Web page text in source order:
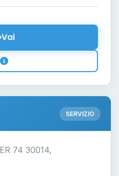
Vai
SERVIZIO
74 30014,